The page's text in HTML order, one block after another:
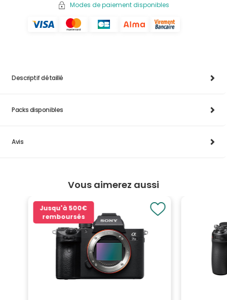
Modes de paiement disponibles
Descriptif détaillé
Packs disponibles
Avis
Vous aimerez aussi
Jusqu'à 500€
remboursés